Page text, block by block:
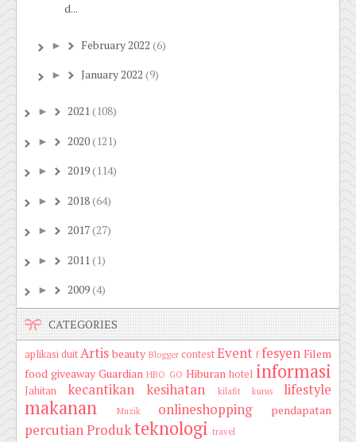
d...
► February 2022 (6)
► January 2022 (9)
► 2021(108)
► 2020(121)
► 2019(114)
► 2018(64)
► 2017(27)
► 2011(1)
► 2009(4)
CATEGORIES
aplikasi duitArtis beauty Blogger contestEvent f fesyen Filem
food giveaway Guardian HBO GO Hiburan hotel informasi
Jahitan kecantikan kesihatan kilafit kurus lifestyle
makanan Muzik onlineshopping pendapatan
percutianProdukteknologi travel